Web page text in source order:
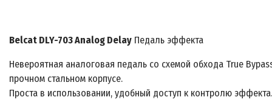
Belcat DLY-703 Analog Delay Педаль эффекта
Невероятная аналоговая педаль со схемой обхода True
прочном стальном корпусе.
Проста в использовании, удобный доступ к контролю эффекта.